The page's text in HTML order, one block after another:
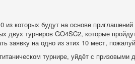
из которых будут на основе
двух турниров GO4SC2, которые
заявку на одно из этих 10 мест,
турнире, уйдёт с